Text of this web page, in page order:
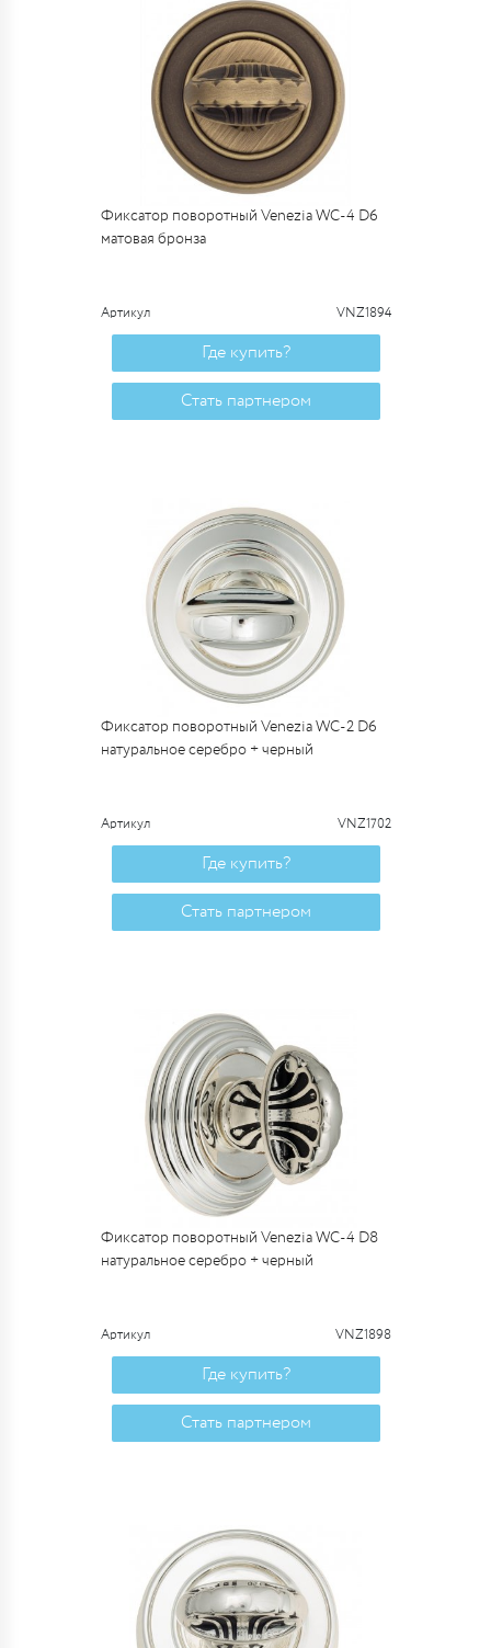
Фиксатор поворотный Venezia WC-4 D6
матовая бронза
Артикул VNZ1894
Где купить?
Стать партнером
Фиксатор поворотный Venezia WC-2 D6
натуральное серебро + черный
Артикул VNZ1702
Где купить?
Стать партнером
Фиксатор поворотный Venezia WC-4 D8
натуральное серебро + черный
Артикул VNZ1898
Где купить?
Стать партнером